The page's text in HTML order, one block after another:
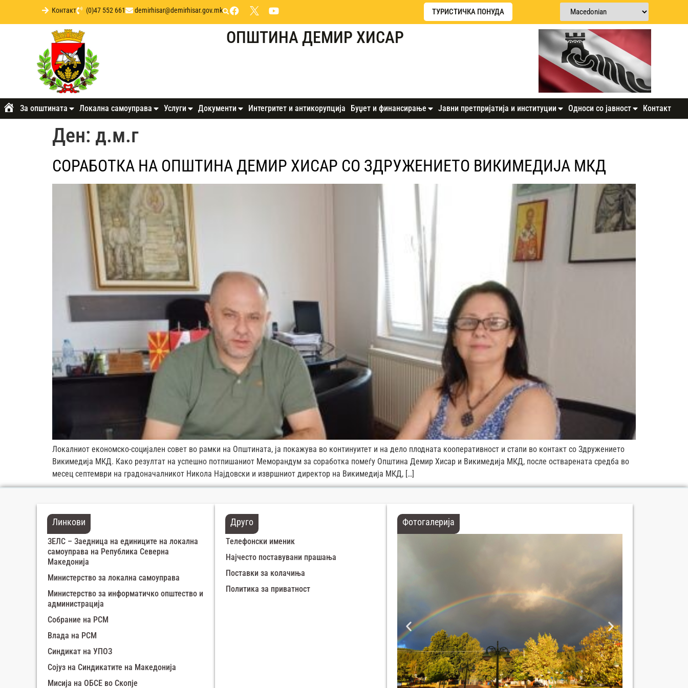
Контакт (0)47 552 661 demirhisar@demirhisar.gov.mk ТУРИСТИЧКА ПОНУДА
ОПШТИНА ДЕМИР ХИСАР
ПочетнаЗа општината Локална самоуправа Услуги Документи Интегритет и антикорупција Буџет и финансирање Јавни претпријатија и институции Односи со јавност Контакт
Ден: д.м.г
СОРАБОТКА НА ОПШТИНА ДЕМИР ХИСАР СО ЗДРУЖЕНИЕТО ВИКИМЕДИЈА МКД
Локалниот економско-социјален совет во рамки на Општината, ја покажува во континуитет и на дело плодната кооперативност и стапи во контакт со Здружението
Викимедија МКД. Како резултат на успешно потпишаниот Меморандум за соработка помеѓу Општина Демир Хисар и Викимедија МКД, после остварената средба во
месец септември на градоначалникот Никола Најдовски и извршниот директор на Викимедија МКД, […]
Линкови
ЗЕЛС – Заедница на единиците на локална
самоуправа на Република Северна
Македонија
Министерство за локална самоуправа
Министерство за информатичко општество и
администрација
Собрание на РСМ
Влада на РСМ
Синдикат на УПОЗ
Сојуз на Синдикатите на Македонија
Мисија на ОБСЕ во Скопје
Друго
Телефонски именик
Најчесто поставувани прашања
Поставки за колачиња
Политика за приватност
Фотогалерија